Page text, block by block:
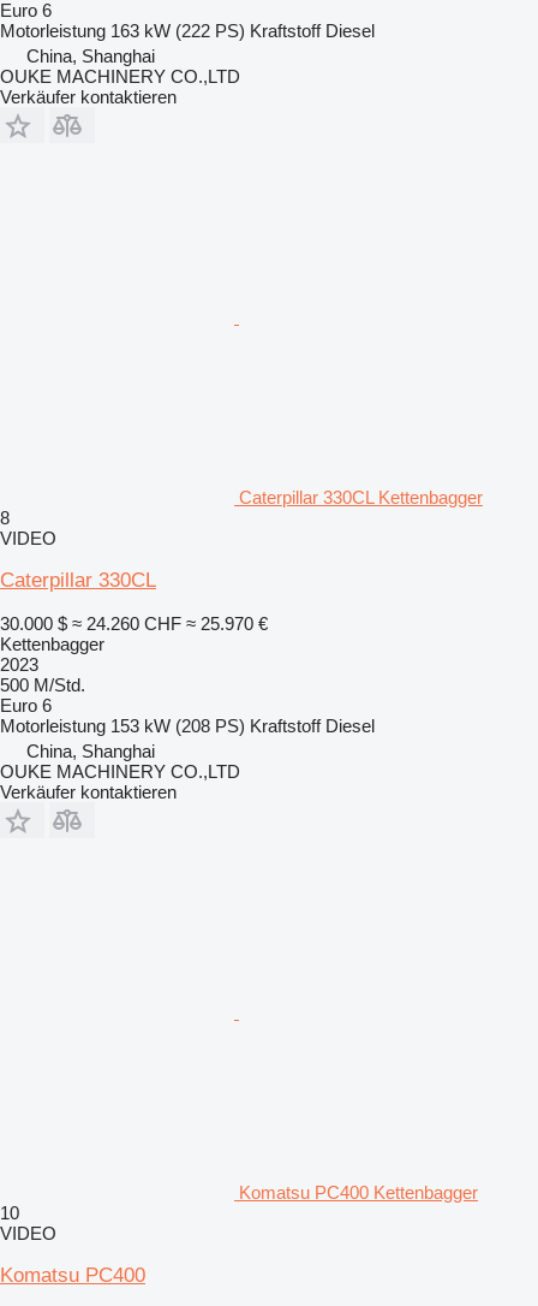
Euro 6
Motorleistung 163 kW (222 PS) Kraftstoff Diesel
China, Shanghai
OUKE MACHINERY CO.,LTD
Verkäufer kontaktieren
Caterpillar 330CL Kettenbagger
8
VIDEO
Caterpillar 330CL
30.000 $ ≈ 24.260 CHF ≈ 25.970 €
Kettenbagger
2023
500 M/Std.
Euro 6
Motorleistung 153 kW (208 PS) Kraftstoff Diesel
China, Shanghai
OUKE MACHINERY CO.,LTD
Verkäufer kontaktieren
Komatsu PC400 Kettenbagger
10
VIDEO
Komatsu PC400